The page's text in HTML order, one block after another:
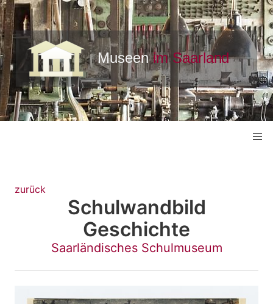
zurück
Schulwandbild
Geschichte
Saarländisches Schulmuseum